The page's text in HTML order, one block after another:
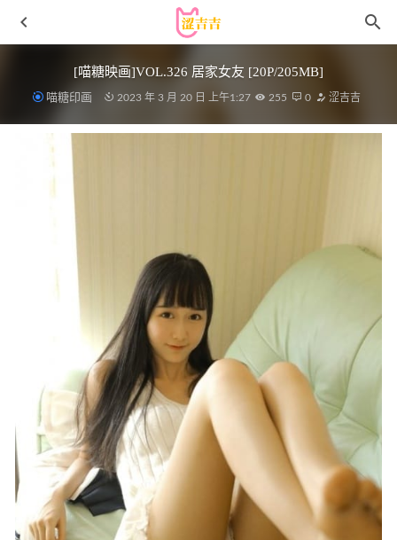
[喵糖映画]VOL.326 居家女友 [20P/205MB]
喵糖印画 2023 年 3 月 20 日 上午1:27 255 0 涩吉吉
白银81 – NO.038 游泳课[91P/8V/709MB]
2022-05-06
皮皮奶可可爱了啦 – 宇都宫沙希[100P1V-1GB]
御女郎 – 2017.02.21 Vol.013 萌宝儿BoA[52P371M]
喵糖映画 – VOL.015 半度度度喵 白丝格子裙[43P381M]
2022-11-07
[XIUREN秀人网]2021.12.14 VOL.4337 周于希Sandy[79+1P
／777MB] 2022-12-24